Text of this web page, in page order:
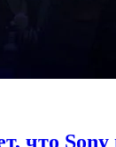
что